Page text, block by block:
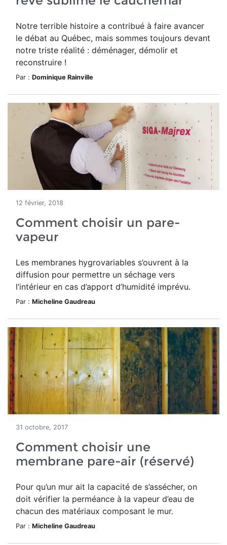
Notre terrible histoire a contribué à faire avancer
le débat au Québec, mais sommes toujours devant
notre triste réalité : déménager, démolir et
reconstruire !
Par : Dominique Rainville
12 février, 2018
Comment choisir un pare-
vapeur
Les membranes hygrovariables s’ouvrent à la
diffusion pour permettre un séchage vers
l’intérieur en cas d’apport d’humidité imprévu.
Par : Micheline Gaudreau
31 octobre, 2017
Comment choisir une
membrane pare-air (réservé)
Pour qu’un mur ait la capacité de s’assécher, on
doit vérifier la perméance à la vapeur d’eau de
chacun des matériaux composant le mur.
Par : Micheline Gaudreau